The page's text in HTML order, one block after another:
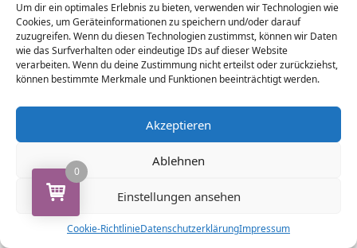
Um dir ein optimales Erlebnis zu bieten, verwenden wir Technologien wie
Cookies, um Geräteinformationen zu speichern und/oder darauf
zuzugreifen. Wenn du diesen Technologien zustimmst, können wir Daten
wie das Surfverhalten oder eindeutige IDs auf dieser Website
verarbeiten. Wenn du deine Zustimmung nicht erteilst oder zurückziehst,
können bestimmte Merkmale und Funktionen beeinträchtigt werden.
Akzeptieren
Ablehnen
Einstellungen ansehen
Cookie-RichtlinieDatenschutzerklärungImpressum
Ausführung wählen
Search
Archives
Dezember 2024
0